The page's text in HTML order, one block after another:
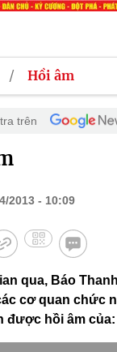
/ Hồi âm
trên
2013 - 10:09
qua, Báo
cơ quan chức
được hồi âm của: